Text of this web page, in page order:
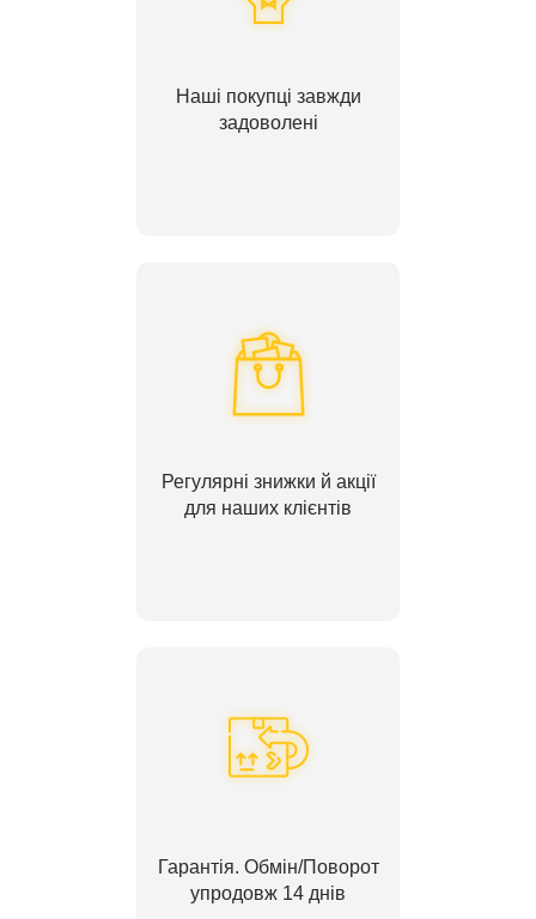
Наші покупці завжди
задоволені
Регулярні знижки й акції
для наших клієнтів
Гарантія. Обмін/Поворот
упродовж 14 днів